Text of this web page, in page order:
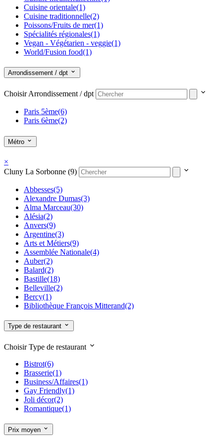
Cuisine orientale(1)
Cuisine traditionnelle(2)
Poissons/Fruits de mer(1)
Spécialités régionales(1)
Vegan - Végétarien - veggie(1)
World/Fusion food(1)
Arrondissement / dpt
Choisir Arrondissement / dpt
Paris 5ème(6)
Paris 6ème(2)
Métro
×
Cluny La Sorbonne (9)
Abbesses(5)
Alexandre Dumas(3)
Alma Marceau(30)
Alésia(2)
Anvers(9)
Argentine(3)
Arts et Métiers(9)
Assemblée Nationale(4)
Auber(2)
Balard(2)
Bastille(18)
Belleville(2)
Bercy(1)
Bibliothèque François Mitterand(2)
Blanche(7)
Boissière(6)
Bonne Nouvelle(11)
Boulets Montreuil
Bourse(16)
Brochant(5)
Bréguet Sabin(3)
Buttes Chaumont
Buzenval(1)
Cadet(12)
Cambronne
Campo Formio
Type de restaurant
Choisir Type de restaurant
Bistrot(6)
Brasserie(1)
Business/Affaires(1)
Gay Friendly(1)
Joli décor(2)
Romantique(1)
Prix moyen